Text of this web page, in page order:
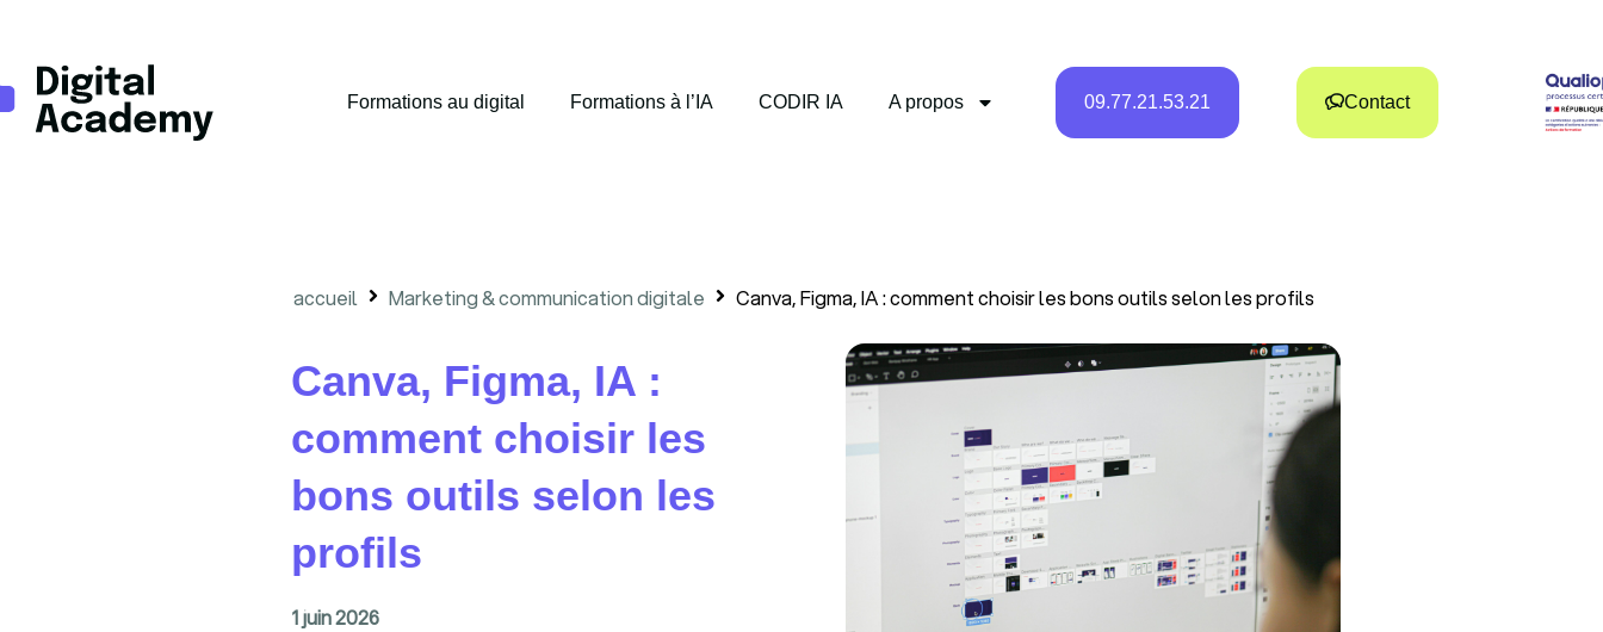
Formations au digital Formations à l’IA CODIR IA A propos 09.77.21.53.21 Contact
accueil Marketing & communication digitale Canva, Figma, IA : comment choisir les bons outils selon les profils
Canva, Figma, IA :
comment choisir les
bons outils selon les
profils
1 juin 2026